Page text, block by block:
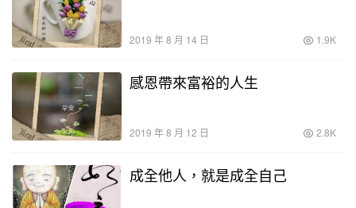
2019 年 8 月 14 日 1.9K
感恩帶來富裕的人生
2019 年 8 月 12 日 2.8K
成全他人，就是成全自己